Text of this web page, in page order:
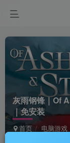
灰雨钢锋｜Of
｜免安装
首页 电脑游戏